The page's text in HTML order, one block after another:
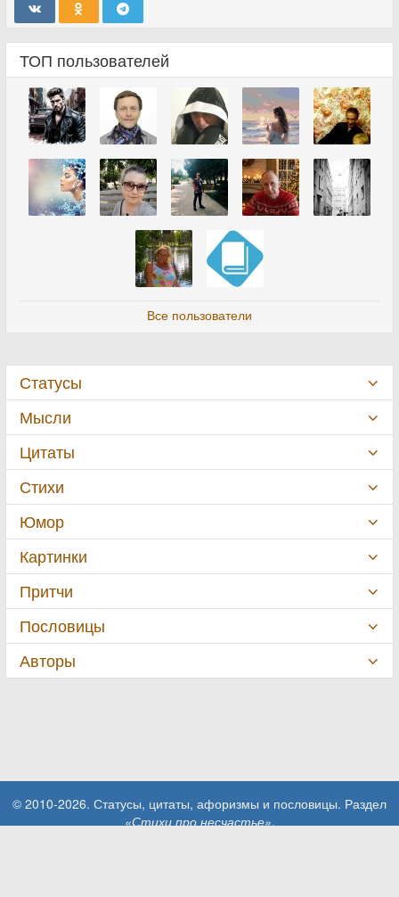
ТОП пользователей
Все пользователи
Статусы
Мысли
Цитаты
Стихи
Юмор
Картинки
Притчи
Пословицы
Авторы
© 2010-2026. Статусы, цитаты, афоризмы и пословицы. Раздел
«Стихи про несчастье».